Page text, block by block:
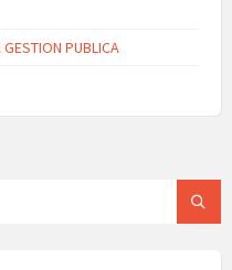
PUBLICA